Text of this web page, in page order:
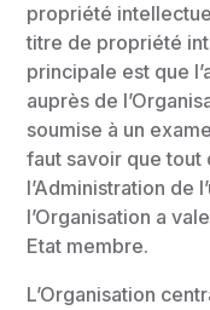
propriété
titre de propriété
principale est que
auprès de
soumise à un
faut savoir que
l’Administration de
l’Organisation a
Etat membre.
L’Organisation